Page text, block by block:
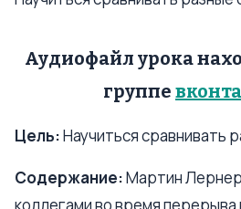
Аудиофайл урока
группе
Цель:Научиться сравнивать
Содержание:Мартин